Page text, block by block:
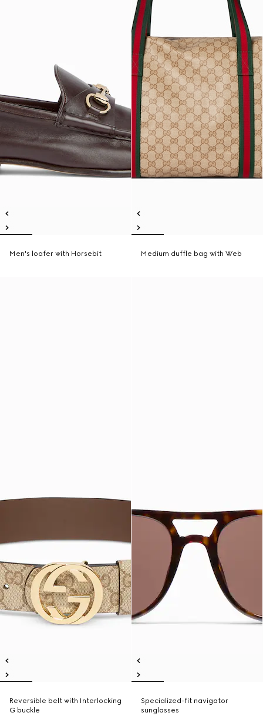
Men's loafer with Horsebit Medium duffle bag with Web
Reversible belt with Interlocking
G buckle
Specialized-fit navigator
sunglasses